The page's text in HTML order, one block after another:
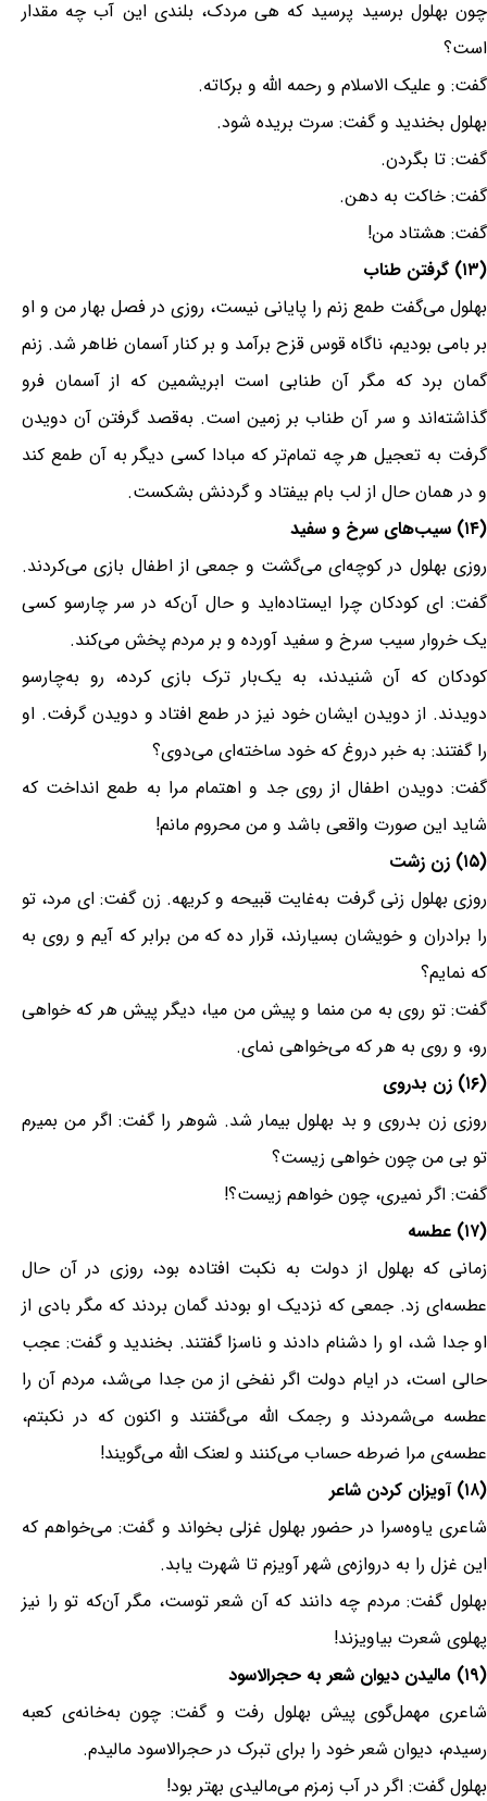
چون بهلول برسید پرسید که هی مردک، بلندی این آب چه مقدار
است؟
گفت: و علیک الاسلام و رحمه الله و برکاته.
بهلول بخندید و گفت: سرت بریده شود.
گفت: تا بگردن.
گفت: خاکت به دهن.
گفت: هشتاد من!
(۱۳) گرفتن طناب
بهلول می‌گفت طمع زنم را پایانی نیست، روزی در فصل بهار من و او
بر بامی بودیم، ناگاه قوس قزح برآمد و بر کنار آسمان ظاهر شد. زنم
گمان برد که مگر آن طنابی است ابریشمین که از آسمان فرو
گذاشته‌اند و سر آن طناب بر زمین است. به‌قصد گرفتن آن دویدن
گرفت به تعجیل هر چه تمام‌تر که مبادا کسی دیگر به آن طمع کند
و در همان حال از لب بام بیفتاد و گردنش بشکست.
(۱۴) سیب‌های سرخ و سفید
روزی بهلول در کوچه‌ای می‌گشت و جمعی از اطفال بازی می‌کردند.
گفت: ای کودکان چرا ایستاده‌اید و حال آن‌که در سر چارسو کسی
یک خروار سیب سرخ و سفید آورده و بر مردم پخش می‌کند.
کودکان که آن شنیدند، به یک‌بار ترک بازی کرده، رو به‌چارسو
دویدند. از دویدن ایشان خود نیز در طمع افتاد و دویدن گرفت. او
را گفتند: به خبر دروغ که خود ساخته‌ای می‌دوی؟
گفت: دویدن اطفال از روی جد و اهتمام مرا به طمع انداخت که
شاید این صورت واقعی باشد و من محروم مانم!
(۱۵) زن زشت
روزی بهلول زنی گرفت به‌غایت قبیحه و کریهه. زن گفت: ای مرد، تو
را برادران و خویشان بسیارند، قرار ده که من برابر که آیم و روی به
که نمایم؟
گفت: تو روی به من منما و پیش من میا، دیگر پیش هر که خواهی
رو، و روی به هر که می‌خواهی نمای.
(۱۶) زن بدروی
روزی زن بدروی و بد بهلول بیمار شد. شوهر را گفت: اگر من بمیرم
تو بی من چون خواهی زیست؟
گفت: اگر نمیری، چون خواهم زیست؟!
(۱۷) عطسه
زمانی که بهلول از دولت به نکبت افتاده بود، روزی در آن حال
عطسه‌ای زد. جمعی که نزدیک او بودند گمان بردند که مگر بادی از
او جدا شد، او را دشنام دادند و ناسزا گفتند. بخندید و گفت: عجب
حالی است، در ایام دولت اگر نفخی از من جدا می‌شد، مردم آن را
عطسه می‌شمردند و رجمک الله می‌گفتند و اکنون که در نکبتم،
عطسه‌ی مرا ضرطه حساب می‌کنند و لعنک الله می‌گویند!
(۱۸) آویزان کردن شاعر
شاعری یاوه‌سرا در حضور بهلول غزلی بخواند و گفت: می‌خواهم که
این غزل را به دروازه‌ی شهر آویزم تا شهرت یابد.
بهلول گفت: مردم چه دانند که آن شعر توست، مگر آن‌که تو را نیز
پهلوی شعرت بیاویزند!
(۱۹) مالیدن دیوان شعر به حجرالاسود
شاعری مهمل‌گوی پیش بهلول رفت و گفت: چون به‌خانه‌ی کعبه
رسیدم، دیوان شعر خود را برای تبرک در حجرالاسود مالیدم.
بهلول گفت: اگر در آب زمزم می‌مالیدی بهتر بود!